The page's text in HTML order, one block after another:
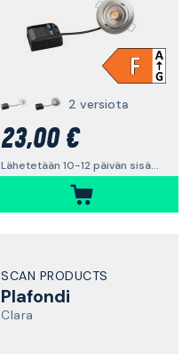
2 versiota
23,00 €
Lähetetään 10-12 päivän sisällä
SCAN PRODUCTS
Plafondi
Clara